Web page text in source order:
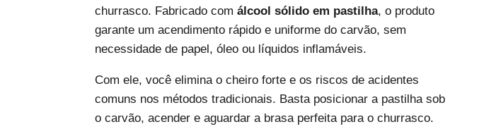
churrasco. Fabricado comálcool sólido em pastilha, o produto
garante um acendimento rápido e uniforme do carvão, sem
necessidade de papel, óleo ou líquidos inflamáveis.
Com ele, você elimina o cheiro forte e os riscos de acidentes
comuns nos métodos tradicionais. Basta posicionar a pastilha sob
o carvão, acender e aguardar a brasa perfeita para o churrasco.